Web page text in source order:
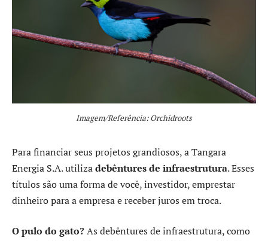
Imagem/Referência: Orchidroots
Para financiar seus projetos grandiosos, a Tangara
Energia S.A. utilizadebêntures de infraestrutura. Esses
títulos são uma forma de você, investidor, emprestar
dinheiro para a empresa e receber juros em troca.
O pulo do gato?As debêntures de infraestrutura, como